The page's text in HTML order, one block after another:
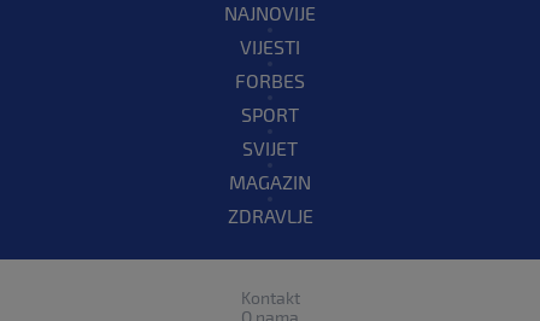
NAJNOVIJE
VIJESTI
FORBES
SPORT
SVIJET
MAGAZIN
ZDRAVLJE
Kontakt